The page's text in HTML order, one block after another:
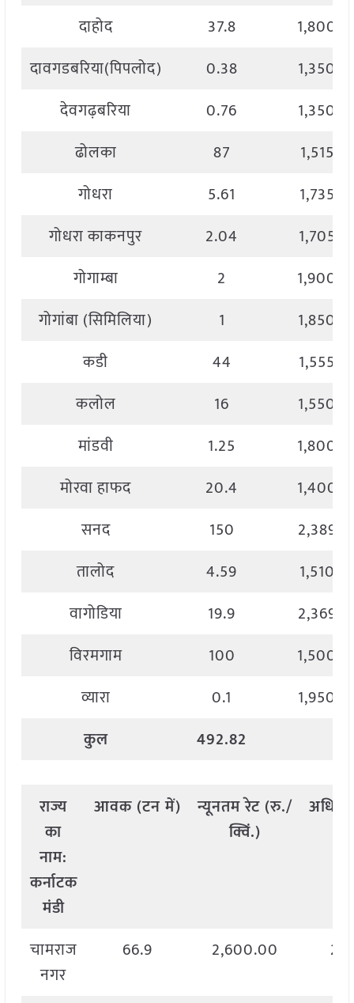
दाहोद
37.8
दावगडबरिया(पिपलोद)
0.38
देवगढ़बरिया
0.76
ढोलका
87
गोधरा
5.61
गोधरा काकनपुर
2.04
गोगाम्बा
2
गोगांबा (सिमिलिया)
1
कडी
44
कलोल
16
मांडवी
1.25
मोरवा हाफद
20.4
सनद
150
तालोद
4.59
वागोडिया
19.9
विरमगाम
100
व्यारा
0.1
कुल
492.82
राज्य
का
नाम:
कर्नाटक
मंडी
आवक (टनमें) न्यूनतमरेट (रु./
क्विं.)
चामराज
नगर
66.9 2,600.00